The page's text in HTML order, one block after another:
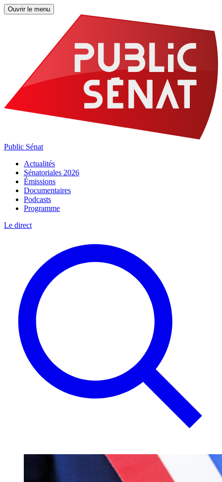
Ouvrir le menu
Public Sénat
Actualités
Sénatoriales 2026
Émissions
Documentaires
Podcasts
Programme
Le direct